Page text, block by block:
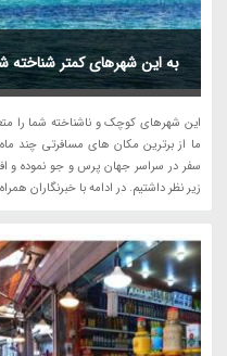
به این شهرهای کمتر
این شهرهای کوچک و ناشناخته شما را
ما از برترین مکان های مسافرتی چند
سفر در سراسر جهان پرس و جو نموده و
زیر نظر داشتیم. در ادامه با خبرنگاران